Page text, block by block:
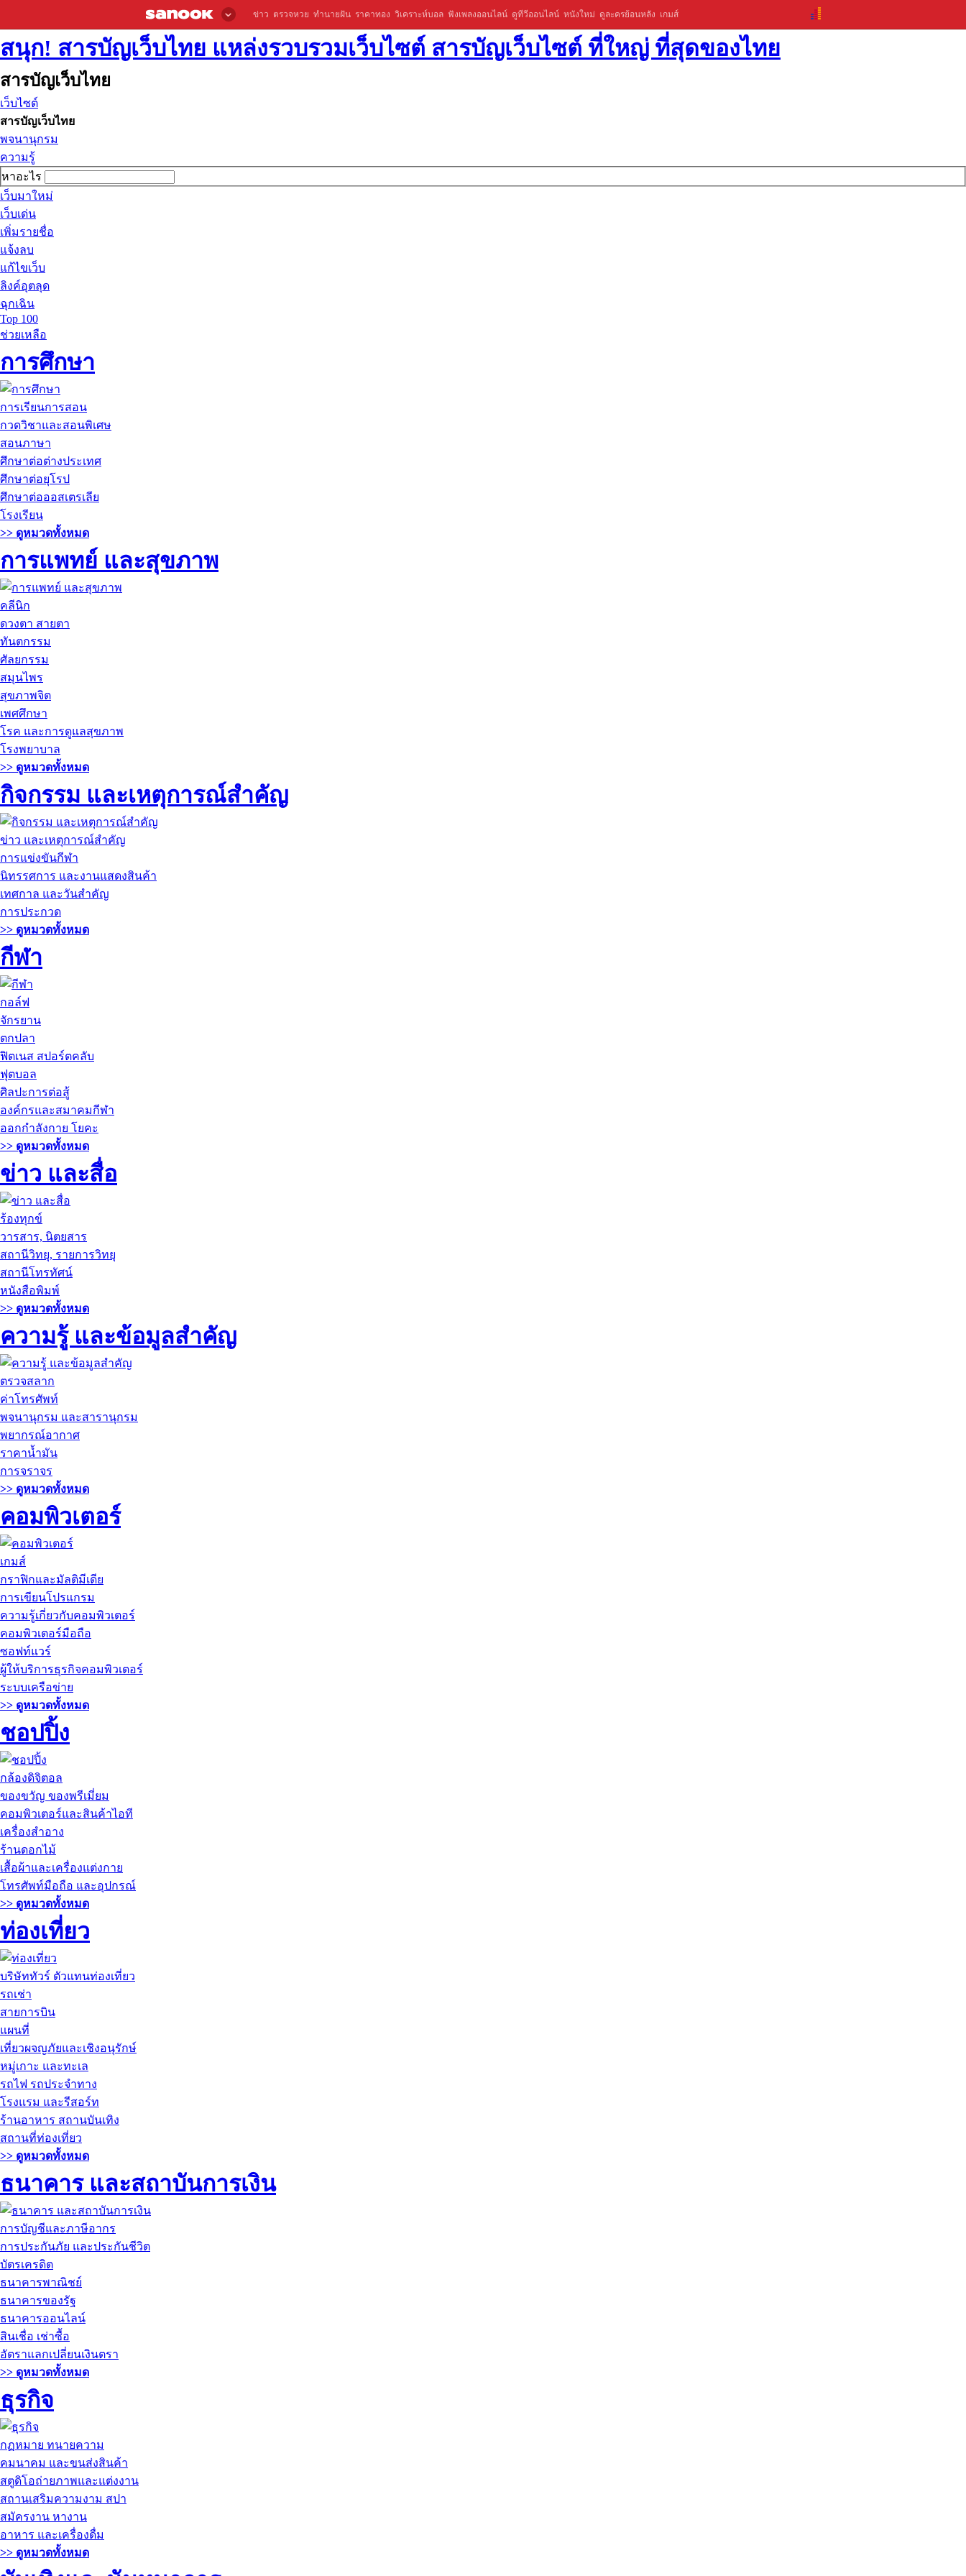
ข่าว ตรวจหวย ทำนายฝัน ราคาทอง วิเคราะห์บอล ฟังเพลงออนไลน์ ดูทีวีออนไลน์ หนังใหม่ ดูละครย้อนหลัง เกมส์
สนุก! สารบัญเว็บไทย แหล่งรวบรวมเว็บไซต์ สารบัญเว็บไซต์ ที่ใหญ่ ที่สุดของไทย
สารบัญเว็บไทย
เว็บไซต์
สารบัญเว็บไทย
พจนานุกรม
ความรู้
หาอะไร
เว็บมาใหม่
เว็บเด่น
เพิ่มรายชื่อ
แจ้งลบ
แก้ไขเว็บ
ลิงค์อุตลุด
ฉุกเฉิน
Top 100
ช่วยเหลือ
การศึกษา
การเรียนการสอน
กวดวิชาและสอนพิเศษ
สอนภาษา
ศึกษาต่อต่างประเทศ
ศึกษาต่อยุโรป
ศึกษาต่อออสเตรเลีย
โรงเรียน
>> ดูหมวดทั้งหมด
การแพทย์ และสุขภาพ
คลีนิก
ดวงตา สายตา
ทันตกรรม
ศัลยกรรม
สมุนไพร
สุขภาพจิต
เพศศึกษา
โรค และการดูแลสุขภาพ
โรงพยาบาล
>> ดูหมวดทั้งหมด
กิจกรรม และเหตุการณ์สำคัญ
ข่าว และเหตุการณ์สำคัญ
การแข่งขันกีฬา
นิทรรศการ และงานแสดงสินค้า
เทศกาล และวันสำคัญ
การประกวด
>> ดูหมวดทั้งหมด
กีฬา
กอล์ฟ
จักรยาน
ตกปลา
ฟิตเนส สปอร์ตคลับ
ฟุตบอล
ศิลปะการต่อสู้
องค์กรและสมาคมกีฬา
ออกกำลังกาย โยคะ
>> ดูหมวดทั้งหมด
ข่าว และสื่อ
ร้องทุกข์
วารสาร, นิตยสาร
สถานีวิทยุ, รายการวิทยุ
สถานีโทรทัศน์
หนังสือพิมพ์
>> ดูหมวดทั้งหมด
ความรู้ และข้อมูลสำคัญ
ตรวจสลาก
ค่าโทรศัพท์
พจนานุกรม และสารานุกรม
พยากรณ์อากาศ
ราคาน้ำมัน
การจราจร
>> ดูหมวดทั้งหมด
คอมพิวเตอร์
เกมส์
กราฟิกและมัลติมีเดีย
การเขียนโปรแกรม
ความรู้เกี่ยวกับคอมพิวเตอร์
คอมพิวเตอร์มือถือ
ซอฟท์แวร์
ผู้ให้บริการธุรกิจคอมพิวเตอร์
ระบบเครือข่าย
>> ดูหมวดทั้งหมด
ชอปปิ้ง
กล้องดิจิตอล
ของขวัญ ของพรีเมี่ยม
คอมพิวเตอร์และสินค้าไอที
เครื่องสำอาง
ร้านดอกไม้
เสื้อผ้าและเครื่องแต่งกาย
โทรศัพท์มือถือ และอุปกรณ์
>> ดูหมวดทั้งหมด
ท่องเที่ยว
บริษัททัวร์ ตัวแทนท่องเที่ยว
รถเช่า
สายการบิน
แผนที่
เที่ยวผจญภัยและเชิงอนุรักษ์
หมู่เกาะ และทะเล
รถไฟ รถประจำทาง
โรงแรม และรีสอร์ท
ร้านอาหาร สถานบันเทิง
สถานที่ท่องเที่ยว
>> ดูหมวดทั้งหมด
ธนาคาร และสถาบันการเงิน
การบัญชีและภาษีอากร
การประกันภัย และประกันชีวิต
บัตรเครดิต
ธนาคารพาณิชย์
ธนาคารของรัฐ
ธนาคารออนไลน์
สินเชื่อ เช่าซื้อ
อัตราแลกเปลี่ยนเงินตรา
>> ดูหมวดทั้งหมด
ธุรกิจ
กฏหมาย ทนายความ
คมนาคม และขนส่งสินค้า
สตูดิโอถ่ายภาพและแต่งงาน
สถานเสริมความงาม สปา
สมัครงาน หางาน
อาหาร และเครื่องดื่ม
>> ดูหมวดทั้งหมด